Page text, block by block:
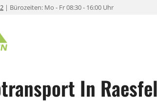
| Bürozeiten: Mo - Fr 08:30 - 16:00 Uhr
In